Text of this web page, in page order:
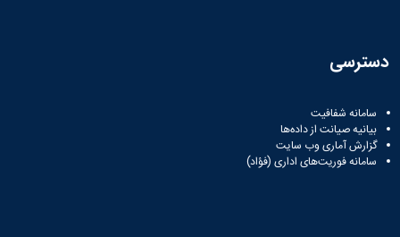
مرکزی
مرکز
اسناد
پایان
نامه
دختران)
دسترسی
سامانه شفافیت
بیانیه صیانت از داده‌ها
گزارش آماری وب‌ سایت
سامانه فوریت‌های اداری (فؤاد)